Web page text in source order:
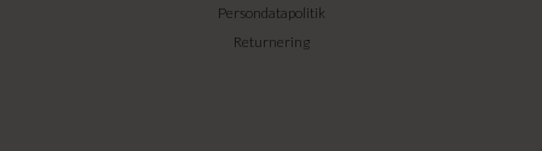
Persondatapolitik
Returnering